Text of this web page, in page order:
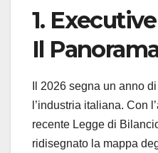
1.
Il
Il 2026 segna un anno
l’industria italiana. Con
recente Legge di
ridisegnato la mappa